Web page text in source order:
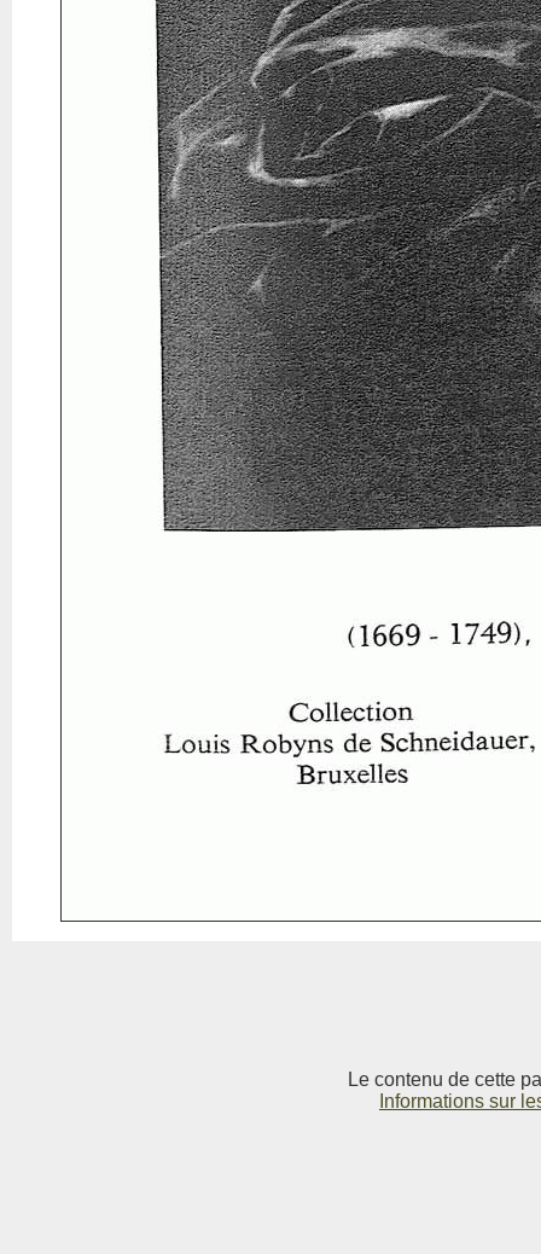
Le contenu de cette
Informations sur